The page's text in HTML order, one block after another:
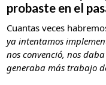
probaste en el
Cuantas veces
ya intentamos
nos convenció, nos
generaba más trabajo